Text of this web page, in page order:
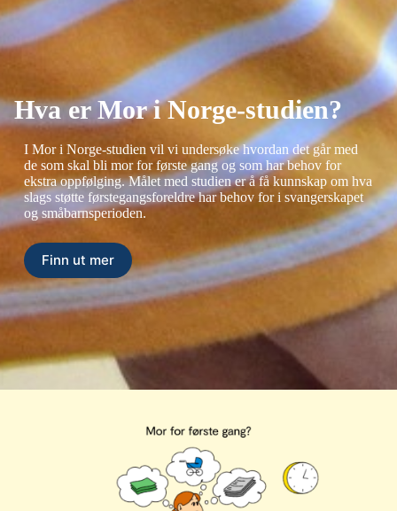
Hva er Mor i Norge-studien?
I Mor i Norge-studien vil vi undersøke hvordan det går med
de som skal bli mor for første gang og som har behov for
ekstra oppfølging. Målet med studien er å få kunnskap om hva
slags støtte førstegangsforeldre har behov for i svangerskapet
og småbarnsperioden.
Finn ut mer